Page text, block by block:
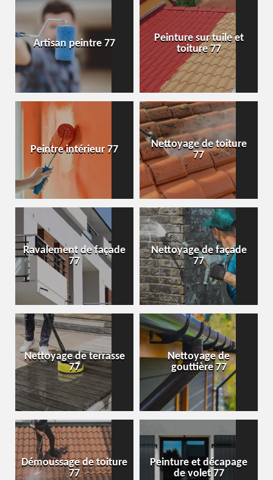
Artisan peintre 77
Peinture sur tuile et
toiture 77
Peintre intérieur 77
Nettoyage de toiture
77
Ravalement de façade
77
Nettoyage de façade
77
Nettoyage de terrasse
77
Nettoyage de
gouttière 77
Démoussage de toiture
77
Peinture et décapage
de volet 77